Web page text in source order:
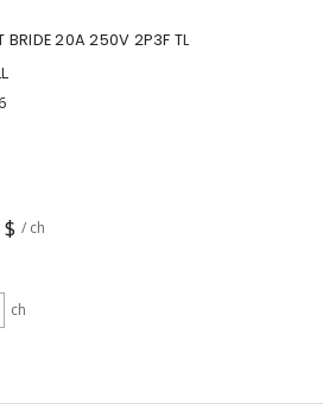
BRIDE 20A 250V 2P3F TL
/ ch
ch